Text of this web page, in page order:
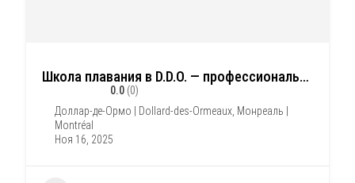
Школа плавания в D.D.O. — профессиональное обучение для детей от 5 до 16 лет
0.0 (0)
Доллар-де-Ормо | Dollard-des-Ormeaux, Монреаль |
Montréal
Ноя 16, 2025